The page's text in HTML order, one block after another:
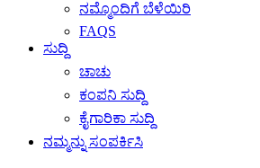
ನಮ್ಮೊಂದಿಗೆ ಬೆಳೆಯಿರಿ
FAQS
ಸುದ್ದಿ
ಚಾಚು
ಕಂಪನಿ ಸುದ್ದಿ
ಕೈಗಾರಿಕಾ ಸುದ್ದಿ
ನಮ್ಮನ್ನು ಸಂಪರ್ಕಿಸಿ